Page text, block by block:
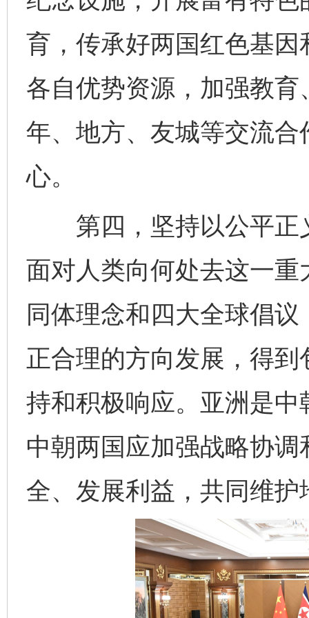
育，传承好两国红色基
各自优势资源，加强教
年、地方、友城等交流
心。
第四，坚持以公平正
面对人类向何处去这一
同体理念和四大全球倡
正合理的方向发展，得
持和积极响应。亚洲是
中朝两国应加强战略协
全、发展利益，共同维